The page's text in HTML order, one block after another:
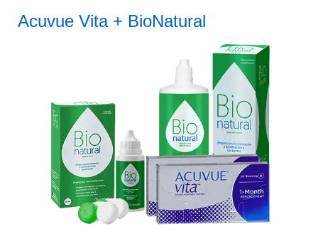
Acuvue Vita + BioNatural